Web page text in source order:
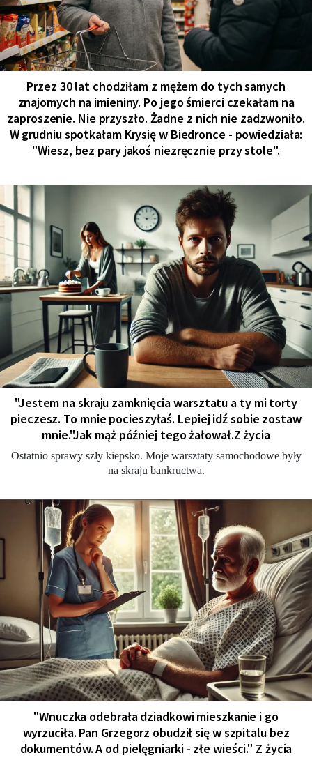
Przez 30 lat chodziłam z mężem do tych samych
znajomych na imieniny. Po jego śmierci czekałam na
zaproszenie. Nie przyszło. Żadne z nich nie zadzwoniło.
W grudniu spotkałam Krysię w Biedronce - powiedziała:
"Wiesz, bez pary jakoś niezręcznie przy stole".
"Jestem na skraju zamknięcia warsztatu a ty mi torty
pieczesz. To mnie pocieszyłaś. Lepiej idź sobie zostaw
mnie."Jak mąż później tego żałował.Z życia
Ostatnio sprawy szły kiepsko. Moje warsztaty samochodowe były
na skraju bankructwa.
"Wnuczka odebrała dziadkowi mieszkanie i go
wyrzuciła. Pan Grzegorz obudził się w szpitalu bez
dokumentów. A od pielęgniarki - złe wieści." Z życia